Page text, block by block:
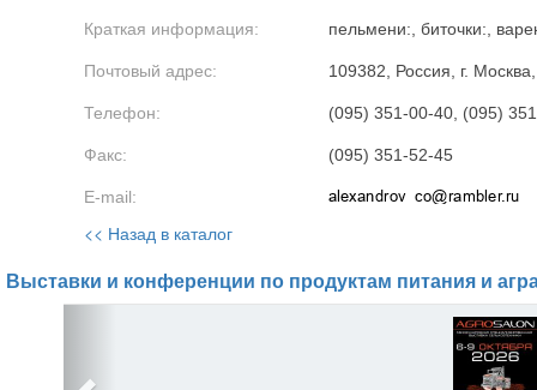
Краткая информация: пельмени:, биточки:,
Почтовый адрес: 109382, Россия, г.
Телефон: (095) 351-00-40, (095)
Факс: (095) 351-52-45
E-mail:
<< Назад в каталог
Выставки и конференции по продуктам питания и